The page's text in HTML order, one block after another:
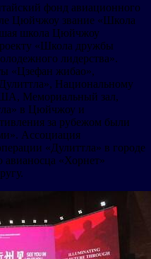
фонд авиационного
Цюйчжоу звание «Школа
школа Цюйчжоу
«Школа дружбы
лидерства».
«Цзефан жибао»,
Национальному
Мемориальный зал,
в Цюйчжоу и
за рубежом были
Ассоциация
«Дулиттла» в городе
«Хорнет»